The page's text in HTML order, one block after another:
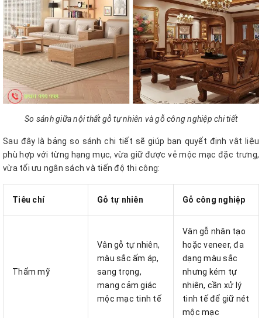
So sánh giữa nội thất gỗ tự nhiên và gỗ công nghiệp chi tiết
Sau đây là bảng so sánh chi tiết sẽ giúp bạn quyết định vật liệu
phù hợp với từng hạng mục, vừa giữ được vẻ mộc mạc đặc trưng,
vừa tối ưu ngân sách và tiến độ thi công:
Tiêu chí Gỗ tự nhiên Gỗ công nghiệp
Thẩm mỹ
Vân gỗ tự nhiên,
màu sắc ấm áp,
sang trọng,
mang cảm giác
mộc mạc tinh tế
Vân gỗ nhân tạo
hoặc veneer, đa
dạng màu sắc
nhưng kém tự
nhiên, cần xử lý
tinh tế để giữ nét
mộc mạc